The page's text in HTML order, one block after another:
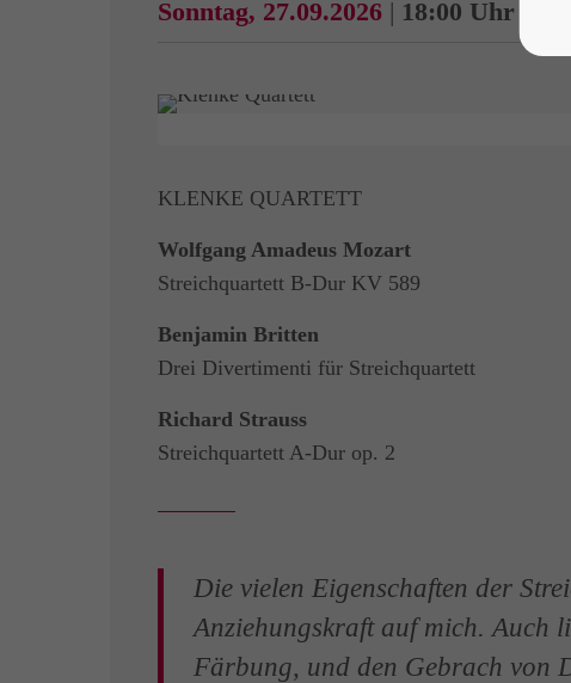
Sonntag, 27.09.2026 | 18:00 Uhr
KLENKE QUARTETT
Wolfgang Amadeus Mozart
Streichquartett B-Dur KV 589
Benjamin Britten
Drei Divertimenti für Streichquartett
Richard Strauss
Streichquartett A-Dur op. 2
Die vielen Eigenschaften der
Anziehungskraft auf mich. Auch
Färbung, und den Gebrach von